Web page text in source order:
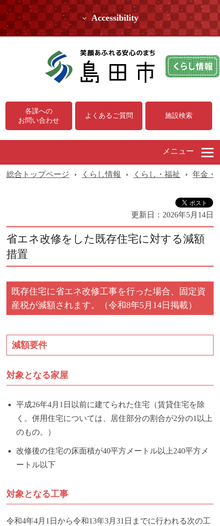
Accessibility
各課への
お問い合わせ
よくあるご質問 施設検索
メニュー
総合トップページ › くらし情報 › くらし・福祉 › 年金・
更新日： 2026年5月14日
省エネ改修をした既存住宅に対する減額
措置
既存住宅に省エネ改修工事を行った場合、固定資
産税が減額されます。（令和8年5月14日掲載）
減額要件
対象となる家屋
平成26年4月1日以前に建てられた住宅（賃貸住宅を除
く。併用住宅については、居住部分の割合が2分の1以上
のもの。）
改修後の住宅の床面積が40平方メートル以上240平方メ
ートル以下
対象となる工事
令和4年4月1日から令和13年3月31日までに行われる次の工